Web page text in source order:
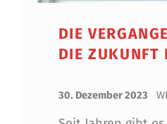
DIE
DIE ZUKUNFT
30. Dezember 2023